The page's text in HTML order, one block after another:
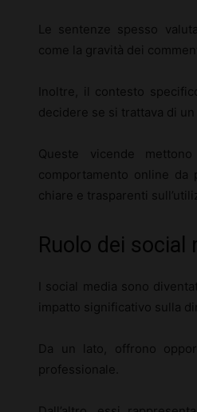
Le sentenze spesso
come la gravità dei
Inoltre, il contesto
decidere se si trattava di
Queste vicende
comportamento online da
chiare e trasparenti
Ruolo dei social
I social media sono
impatto significativo sulla
Da un lato, offrono
professionale.